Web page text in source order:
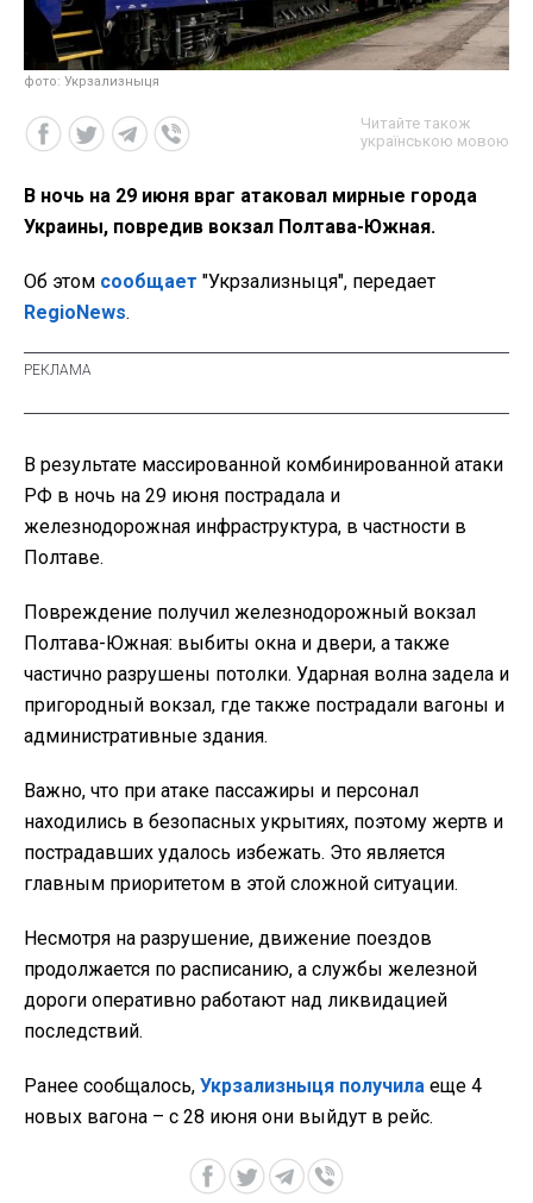
фото: Укрзализныця
Читайте також
українською мовою
В ночь на 29 июня враг атаковал мирные города
Украины, повредив вокзал Полтава-Южная.
Об этом сообщает "Укрзализныця", передает
RegioNews.
В результате массированной комбинированной атаки
РФ в ночь на 29 июня пострадала и
железнодорожная инфраструктура, в частности в
Полтаве.
Повреждение получил железнодорожный вокзал
Полтава-Южная: выбиты окна и двери, а также
частично разрушены потолки. Ударная волна задела и
пригородный вокзал, где также пострадали вагоны и
административные здания.
Важно, что при атаке пассажиры и персонал
находились в безопасных укрытиях, поэтому жертв и
пострадавших удалось избежать. Это является
главным приоритетом в этой сложной ситуации.
Несмотря на разрушение, движение поездов
продолжается по расписанию, а службы железной
дороги оперативно работают над ликвидацией
последствий.
Ранее сообщалось, Укрзализныця получила еще 4
новых вагона – с 28 июня они выйдут в рейс.